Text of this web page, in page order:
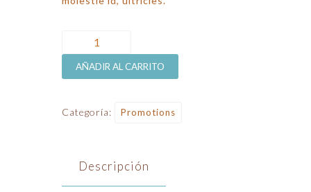
Autumn
Promotion
cantidad
AÑADIR AL CARRITO
Categoría: Promotions
Descripción